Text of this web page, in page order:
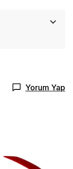
Yorum Yap